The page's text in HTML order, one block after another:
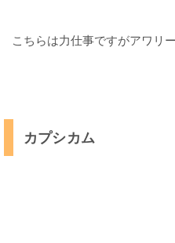
こちらは力仕事ですがアワリ
カプシカム